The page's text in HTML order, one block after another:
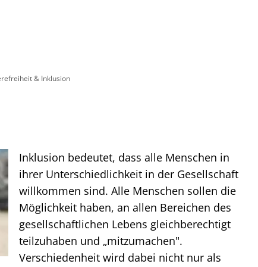
& Inklusion
Inklusion bedeutet, dass alle Menschen in
ihrer Unterschiedlichkeit in der Gesellschaft
willkommen sind. Alle Menschen sollen die
Möglichkeit haben, an allen Bereichen des
gesellschaftlichen Lebens gleichberechtigt
teilzuhaben und „mitzumachen".
Verschiedenheit wird dabei nicht nur als